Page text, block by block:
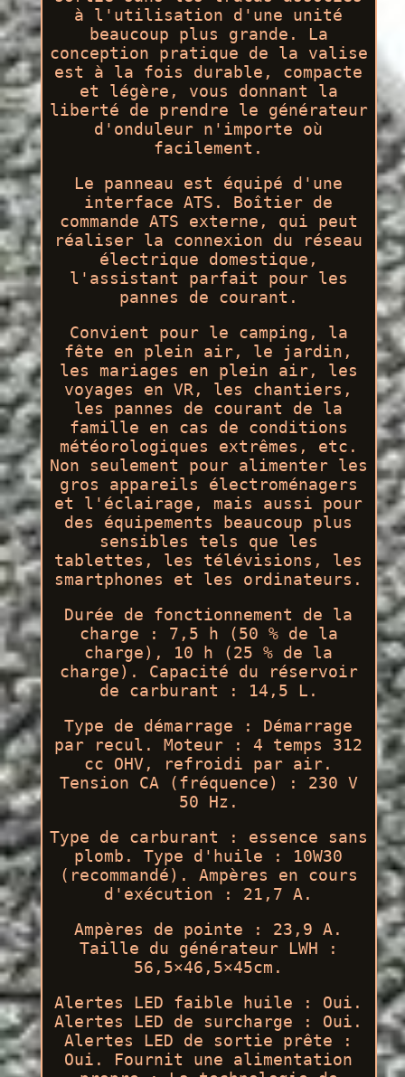
à l'utilisation d'une unité
beaucoup plus grande. La
conception pratique de la valise
est à la fois durable, compacte
et légère, vous donnant la
liberté de prendre le générateur
d'onduleur n'importe où
facilement.
Le panneau est équipé d'une
interface ATS. Boîtier de
commande ATS externe, qui peut
réaliser la connexion du réseau
électrique domestique,
l'assistant parfait pour les
pannes de courant.
Convient pour le camping, la
fête en plein air, le jardin,
les mariages en plein air, les
voyages en VR, les chantiers,
les pannes de courant de la
famille en cas de conditions
météorologiques extrêmes, etc.
Non seulement pour alimenter les
gros appareils électroménagers
et l'éclairage, mais aussi pour
des équipements beaucoup plus
sensibles tels que les
tablettes, les télévisions, les
smartphones et les ordinateurs.
Durée de fonctionnement de la
charge : 7,5 h (50 % de la
charge), 10 h (25 % de la
charge). Capacité du réservoir
de carburant : 14,5 L.
Type de démarrage : Démarrage
par recul. Moteur : 4 temps 312
cc OHV, refroidi par air.
Tension CA (fréquence) : 230 V
50 Hz.
Type de carburant : essence sans
plomb. Type d'huile : 10W30
(recommandé). Ampères en cours
d'exécution : 21,7 A.
Ampères de pointe : 23,9 A.
Taille du générateur LWH :
56,5×46,5×45cm.
Alertes LED faible huile : Oui.
Alertes LED de surcharge : Oui.
Alertes LED de sortie prête :
Oui. Fournit une alimentation